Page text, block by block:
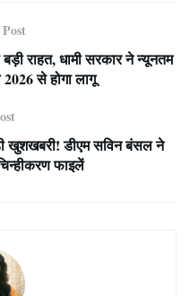
राहत, धामी सरकार ने न्यूनतम
से होगा लागू
खुशखबरी! डीएम सविन बंसल ने
फाइलें